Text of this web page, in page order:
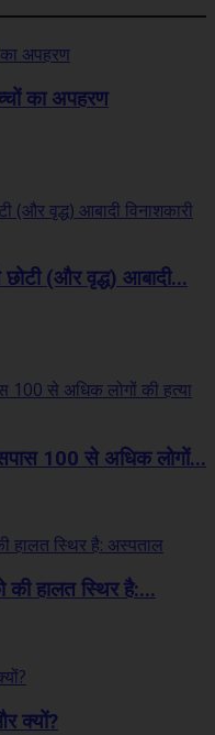
का अपहरण
(और वृद्ध) आबादी...
100 से अधिक लोगों...
की हालत स्थिर है:...
क्यों?